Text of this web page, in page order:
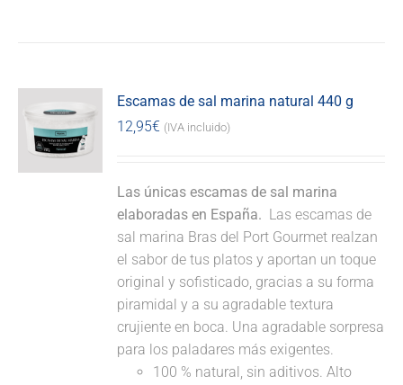
Escamas de sal marina natural 440 g
12,95€ (IVA incluido)
Las únicas escamas de sal marina
elaboradas en España. Las escamas de
sal marina Bras del Port Gourmet realzan
el sabor de tus platos y aportan un toque
original y sofisticado, gracias a su forma
piramidal y a su agradable textura
crujiente en boca. Una agradable sorpresa
para los paladares más exigentes.
100 % natural, sin aditivos. Alto